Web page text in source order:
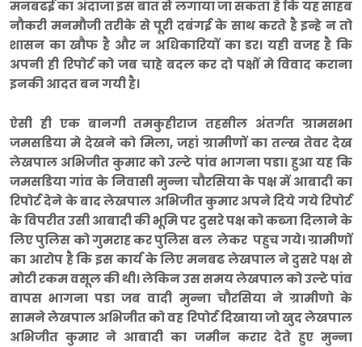
मनबढई का अंदाजा इस बात से लगाया जा सकता है कि यह साहब
नौकरी मनमौजी तरीके से पूरी दबंगई के साथ करते है इन्हे न तो
शासन का खौफ है और न अधिकारियों का डर। यही वजह है कि
अपनी ही रिपोर्ट को जब चाहे बदल कर दो पक्षों मे विवाद कराना
इनकी आदत बन गयी है।
ऐसी ही एक बानगी तमकुहीराज तहसील अंतर्गत ग्रामसभा
जमसडिया मे देखने को मिला, जहां ग्रामीणों का तल्ख तेवर देख
लेखपाल अभिजीत कुमार को उल्टे पांव भागना पडा। हुआ यह कि
जमसडिया गांव के निवासी मुन्ना चौरसिया के पक्ष में आबादी का
रिपोर्ट देने के बाद लेखपाल अभिजीत कुमार अपने दिये गये रिपोर्ट
के विपरीत उसी आबादी की भूमि पर दुसरे पक्ष को कब्जा दिलाने के
लिए पुलिस को गुमराह कर पुलिस बल लेकर पहुच गये। ग्रामीणों
का आरोप है कि इस कार्य के लिए मनबढ लेखपाल ने दुसरे पक्ष से
मोटी रकम वसूल की थी। लेकिन उस समय लेखपाल को उल्टे पांव
वापस भागना पडा जब वादी मुन्ना चौरसिया ने ग्रामीणो के
सामने लेखपाल अभिजीत को वह रिपोर्ट दिखाया जो खुद लेखपाल
अभिजीत कुमार ने आबादी का जमीन करार देते हुए मुन्ना